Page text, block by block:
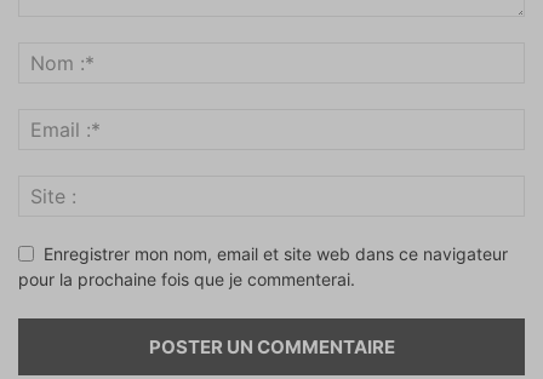
Enregistrer mon nom, email et site web dans ce navigateur
pour la prochaine fois que je commenterai.